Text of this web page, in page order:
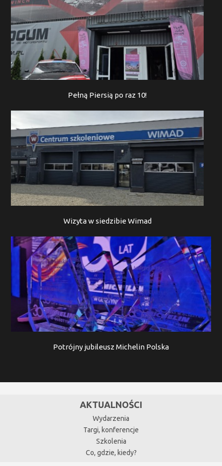
Pełną Piersią po raz 10!
Wizyta w siedzibie Wimad
Potrójny jubileusz Michelin Polska
AKTUALNOŚCI
Wydarzenia
Targi, konferencje
Szkolenia
Co, gdzie, kiedy?